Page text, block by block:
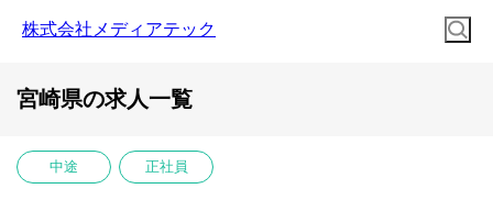
株式会社メディアテック
宮崎県の求人一覧
中途 正社員